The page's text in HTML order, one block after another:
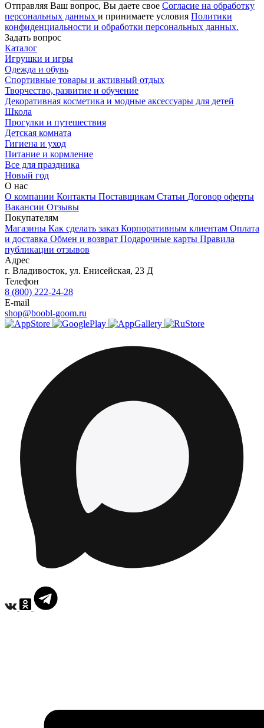
Отправляя Ваш вопрос, Вы даете свое Согласие на обработку
персональных данных и принимаете условия Политики
конфиденциальности и обработки персональных данных.
Задать вопрос
Каталог
Игрушки и игры
Одежда и обувь
Спортивные товары и активный отдых
Творчество, развитие и обучение
Декоративная косметика и модные аксессуары для детей
Школа
Прогулки и путешествия
Детская комната
Гигиена и уход
Питание и кормление
Все для праздника
Новый год
О нас
О компании Контакты Поставщикам Статьи Договор оферты
Вакансии Отзывы
Покупателям
Магазины Как сделать заказ Корпоративным клиентам Оплата
и доставка Обмен и возврат Подарочные карты Правила
публикации отзывов
Адрес
г. Владивосток, ул. Енисейская, 23 Д
Телефон
8 (800) 222-24-28
E-mail
shop@boobl-goom.ru